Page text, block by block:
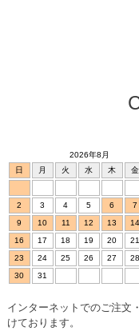
2026年8月
日
月 火 水 木 金
2
3 4 5 6 7
9
10 11 12 13 14
16
17 18 19 20 21
23
24 25 26 27 28
30
31
インターネットでのご注文
けております。